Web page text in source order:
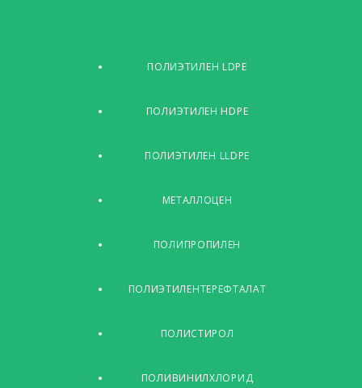
ПОЛИЭТИЛЕН LDPE
ПОЛИЭТИЛЕН HDPE
ПОЛИЭТИЛЕН LLDPE
МЕТАЛЛОЦЕН
ПОЛИПРОПИЛЕН
ПОЛИЭТИЛЕНТЕРЕФТАЛАТ
ПОЛИСТИРОЛ
ПОЛИВИНИЛХЛОРИД